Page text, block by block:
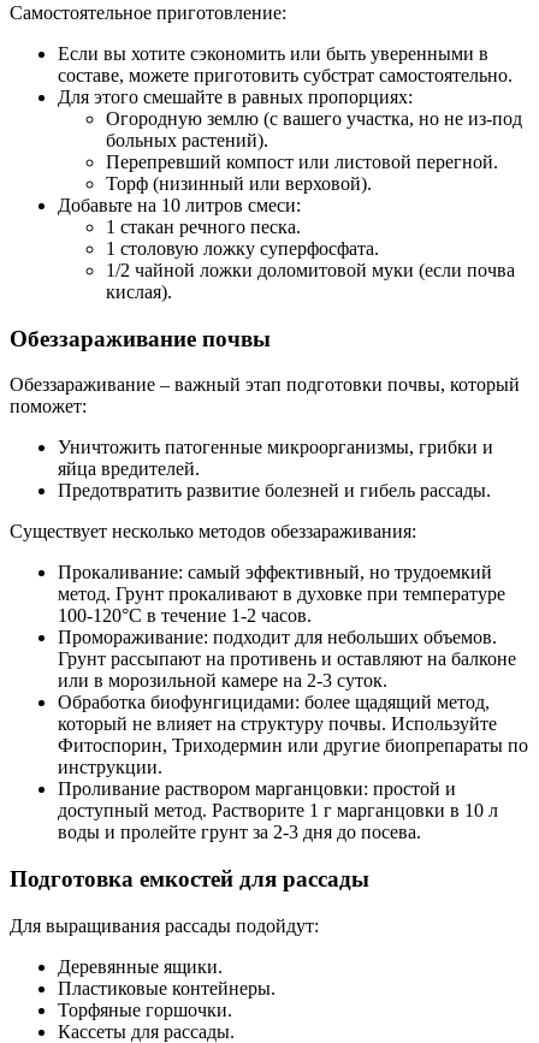
Самостоятельное приготовление:
Если вы хотите сэкономить или быть уверенными в
составе, можете приготовить субстрат самостоятельно.
Для этого смешайте в равных пропорциях:
Огородную землю (с вашего участка, но не из-под
больных растений).
Перепревший компост или листовой перегной.
Торф (низинный или верховой).
Добавьте на 10 литров смеси:
1 стакан речного песка.
1 столовую ложку суперфосфата.
1/2 чайной ложки доломитовой муки (если почва
кислая).
Обеззараживание почвы
Обеззараживание – важный этап подготовки почвы, который
поможет:
Уничтожить патогенные микроорганизмы, грибки и
яйца вредителей.
Предотвратить развитие болезней и гибель рассады.
Существует несколько методов обеззараживания:
Прокаливание: самый эффективный, но трудоемкий
метод. Грунт прокаливают в духовке при температуре
100-120°C в течение 1-2 часов.
Промораживание: подходит для небольших объемов.
Грунт рассыпают на противень и оставляют на балконе
или в морозильной камере на 2-3 суток.
Обработка биофунгицидами: более щадящий метод,
который не влияет на структуру почвы. Используйте
Фитоспорин, Триходермин или другие биопрепараты по
инструкции.
Проливание раствором марганцовки: простой и
доступный метод. Растворите 1 г марганцовки в 10 л
воды и пролейте грунт за 2-3 дня до посева.
Подготовка емкостей для рассады
Для выращивания рассады подойдут:
Деревянные ящики.
Пластиковые контейнеры.
Торфяные горшочки.
Кассеты для рассады.